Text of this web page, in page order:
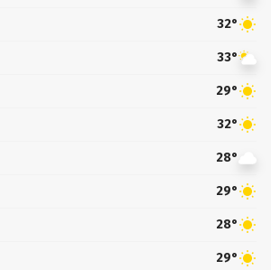
32°
33°
29°
32°
28°
29°
28°
29°